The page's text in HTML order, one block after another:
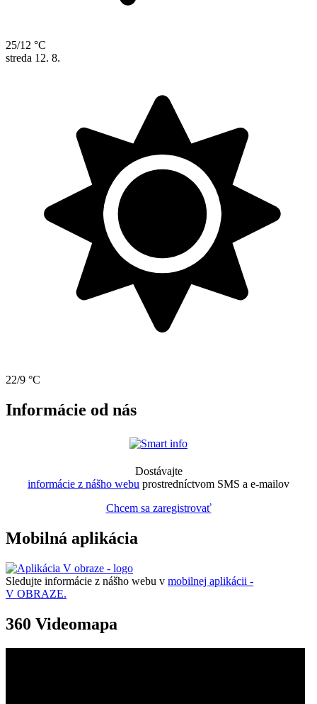
25/12 °C
streda 12. 8.
22/9 °C
Informácie od nás
Dostávajte
informácie z nášho webu prostredníctvom SMS a e-mailov
Chcem sa zaregistrovať
Mobilná aplikácia
Sledujte informácie z nášho webu v mobilnej aplikácii -
V OBRAZE.
360 Videomapa